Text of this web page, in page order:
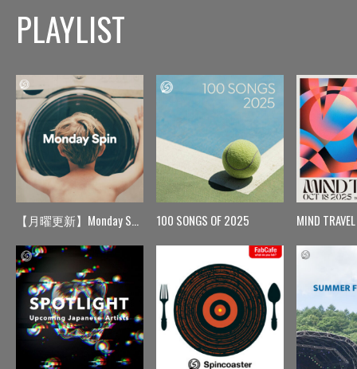
PLAYLIST
【月曜更新】Monday Spin 100 SONGS OF 2025 MIND TRAVEL